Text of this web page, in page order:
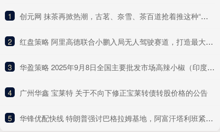
1 ​创元网 抹茶再掀热潮，古茗、奈雪、茶百道抢着推这种“浓”新品
2 ​红盘策略 阿里高德联合小鹏入局无人驾驶赛道，打造最大Robotaxi聚合平台
3 ​华盈策略 2025年9月8日全国主要批发市场高辣小椒（印度S17）价格行情
4 ​广州华鑫 宝莱特 关于不向下修正宝莱转债转股价格的公告
5 ​华锋优配快线 特朗普强讨巴格拉姆基地，阿富汗塔利班紧急应对